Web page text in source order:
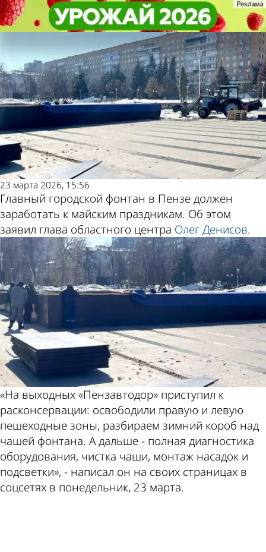
Назван срок запуска главного
городского фонтана в Пензе
Общество
23 марта 2026, 15:56
Главный городской фонтан в Пензе должен
заработать к майским праздникам. Об этом
заявил глава областного центра Олег Денисов.
«На выходных «Пензавтодор» приступил к
расконсервации: освободили правую и левую
пешеходные зоны, разбираем зимний короб над
чашей фонтана. А дальше - полная диагностика
оборудования, чистка чаши, монтаж насадок и
подсветки», - написал он на своих страницах в
соцсетях в понедельник, 23 марта.
Назван срок запуска главного
городского фонтана в Пензе
Общество
Другие новости
по теме
Погода и курсы
валют в Пензе